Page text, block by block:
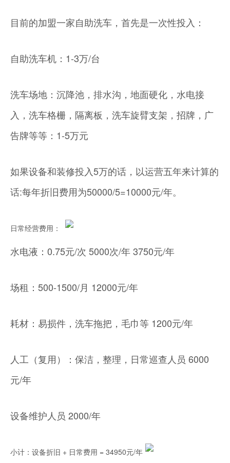
目前的加盟一家自助洗车，首先是一次性投入：
自助洗车机：1-3万/台
洗车场地：沉降池，排水沟，地面硬化，水电接
入，洗车格栅，隔离板，洗车旋臂支架，招牌，广
告牌等等：1-5万元
如果设备和装修投入5万的话，以运营五年来计算的
话:每年折旧费用为50000/5=10000元/年。
日常经营费用：
水电液：0.75元/次 5000次/年 3750元/年
场租：500-1500/月 12000元/年
耗材：易损件，洗车拖把，毛巾等 1200元/年
人工（复用）：保洁，整理，日常巡查人员 6000
元/年
设备维护人员 2000/年
小计：设备折旧 + 日常费用 = 34950元/年